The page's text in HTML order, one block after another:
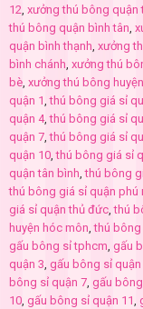
12, xưởng thú bông quận
thú bông quận bình tân,
quận bình thạnh, xưởng
bình chánh, xưởng thú
bè, xưởng thú bông
quận 1,thú bông giá sỉ
quận 4,thú bông giá sỉ
quận 7,thú bông giá sỉ
quận 10,thú bông giá sỉ
quận tân bình,thú bông
thú bông giá sỉ quận phú
giá sỉ quận thủ đức,thú
huyện hóc môn,thú bông
gấu bông sỉ tphcm, gấu
quận 3, gấu bông sỉ quận
bông sỉ quận 7, gấu
10, gấu bông sỉ quận 11,